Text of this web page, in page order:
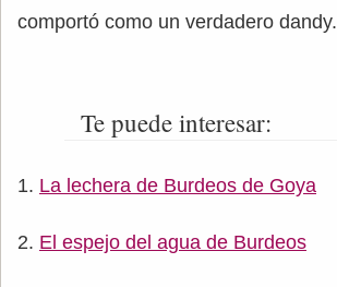
comportó como un verdadero dandy.
Te puede interesar:
La lechera de Burdeos de Goya
El espejo del agua de Burdeos